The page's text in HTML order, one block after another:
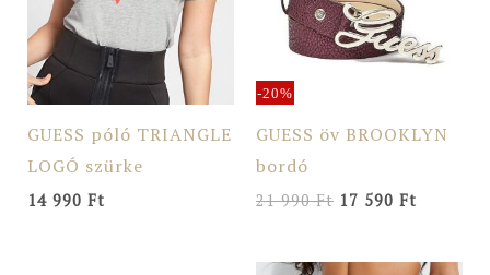
GUESS póló TRIANGLE
LOGÓ szürke
14 990 Ft
-20%
GUESS öv BROOKLYN
bordó
21 990Ft 17 590 Ft